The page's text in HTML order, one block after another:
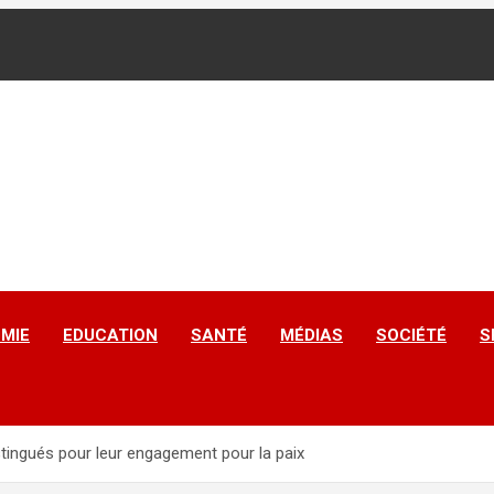
EDUCATION SANTÉ MÉDIAS SOCIÉTÉ
pour leur engagement pour la paix